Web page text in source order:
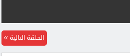
الحلقة التالية